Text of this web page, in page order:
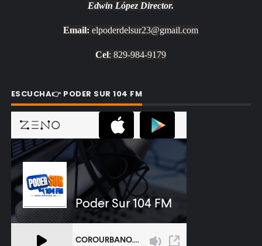
Edwin López Director.
Email: elpoderdelsur23@gmail.com
Cel: 829-984-9179
ESCUCHA👉 PODER SUR 104 FM